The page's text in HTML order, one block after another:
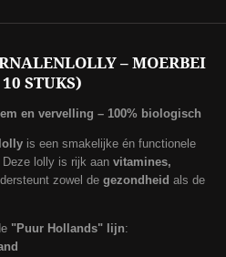
– MOERBEI
STUKS)
en vervelling – 100% biologisch
is een smakelijke én functionele
lolly is rijk aan vitamines,
zowel de gezondheid als de
"Puur Hollands" lijn: